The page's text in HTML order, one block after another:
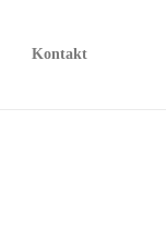
Kontakt